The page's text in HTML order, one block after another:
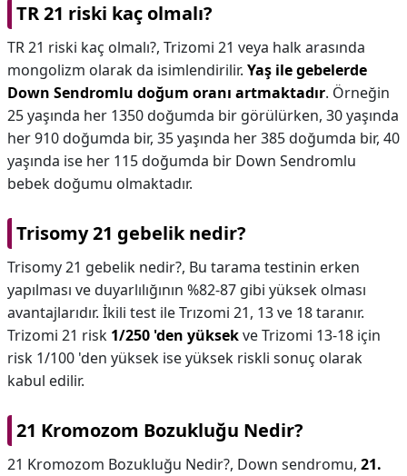
TR 21 riski kaç olmalı?
TR 21 riski kaç olmalı?, Trizomi 21 veya halk arasında
mongolizm olarak da isimlendirilir. Yaş ile gebelerde
Down Sendromlu doğum oranı artmaktadır. Örneğin
25 yaşında her 1350 doğumda bir görülürken, 30 yaşında
her 910 doğumda bir, 35 yaşında her 385 doğumda bir, 40
yaşında ise her 115 doğumda bir Down Sendromlu
bebek doğumu olmaktadır.
Trisomy 21 gebelik nedir?
Trisomy 21 gebelik nedir?, Bu tarama testinin erken
yapılması ve duyarlılığının %82-87 gibi yüksek olması
avantajlarıdır. İkili test ile Trızomi 21, 13 ve 18 taranır.
Trizomi 21 risk 1/250 'den yüksekve Trizomi 13-18 için
risk 1/100 'den yüksek ise yüksek riskli sonuç olarak
kabul edilir.
21 Kromozom Bozukluğu Nedir?
21 Kromozom Bozukluğu Nedir?, Down sendromu, 21.